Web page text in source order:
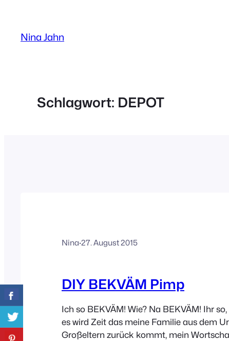
springen
Nina Jahn
Schlagwort: DEPOT
Nina·27. August 2015
DIY BEKVÄM Pimp
Ich so BEKVÄM! Wie? Na BEKVÄM! Ihr
es wird Zeit das meine Familie aus dem
Großeltern zurück kommt, mein